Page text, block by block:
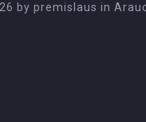
by premislaus in